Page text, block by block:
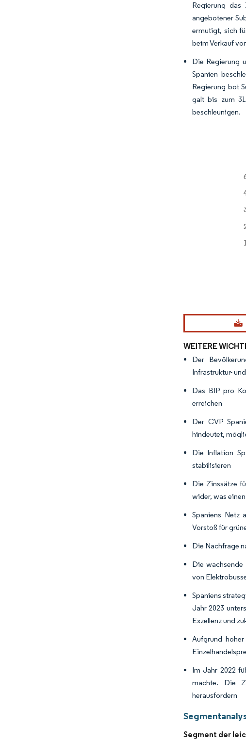
Regierung das
angebotener
ermutigt, sich
beim Verkauf
Die Regierung
Spanien
Regierung bot
galt bis zum
beschleunigen.
Bild © Mordor
WEITERE
Der
Infrastruktur-
Das BIP pro
erreichen
Der CVP
hindeutet,
Die Inflation
stabilisieren
Die Zinssätze
wider, was
Spaniens Netz
Vorstoß für
Die Nachfrage
Die wachsende
von
Spaniens
Jahr 2023
Exzellenz und
Aufgrund
Im Jahr 2022
machte. Die
herausfordern
Segment der